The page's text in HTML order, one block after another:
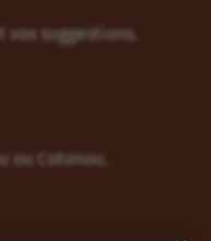
vos suggestions.
ou Cotonou.